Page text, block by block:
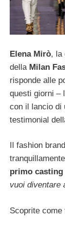
Elena Mirò, la
della Milan
risponde alle
questi giorni –
con il lancio di
testimonial
Il fashion
primo
vuoi diventare
Scoprite come